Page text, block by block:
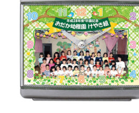
カード付フォトフレームクロック(集合)
目覚まし時計(集合＋個別)
メロディ時計(集合)
音声時計(集合)
目覚まし時計(個別)